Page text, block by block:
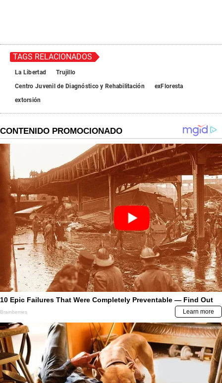
TAGS RELACIONADOS
La Libertad
Trujillo
Centro Juvenil de Diagnóstico y Rehabilitación
exFloresta
extorsión